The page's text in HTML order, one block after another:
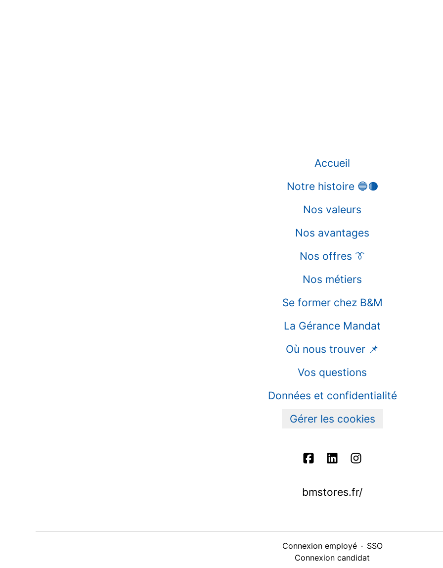
Accueil
Notre histoire 🔵🟠
Nos valeurs
Nos avantages
Nos offres 👔
Nos métiers
Se former chez B&M
La Gérance Mandat
Où nous trouver 📌
Vos questions
Données et confidentialité
Gérer les cookies
bmstores.fr/
Connexion employé · SSO
Connexion candidat